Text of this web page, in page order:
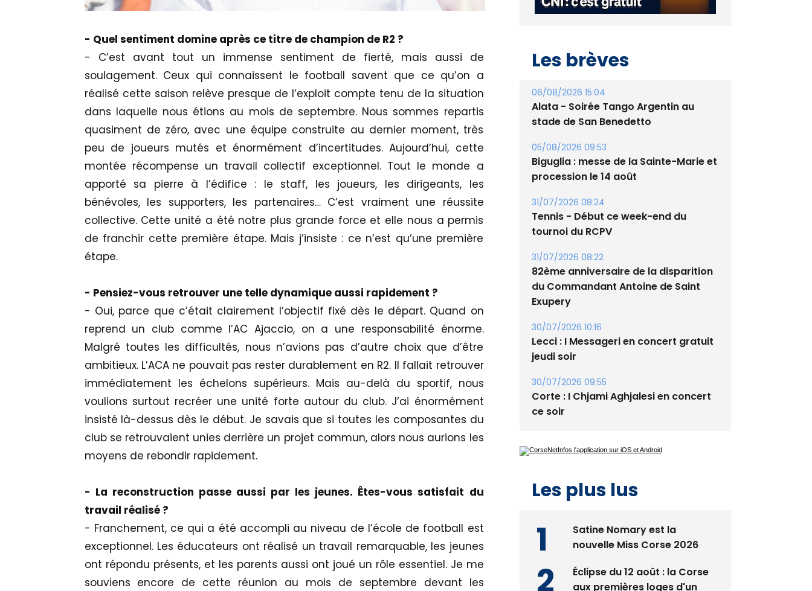
- Quel sentiment domine après ce titre de champion de R2 ?
- C’est avant tout un immense sentiment de fierté, mais aussi de
soulagement. Ceux qui connaissent le football savent que ce qu’on a
réalisé cette saison relève presque de l’exploit compte tenu de la situation
dans laquelle nous étions au mois de septembre. Nous sommes repartis
quasiment de zéro, avec une équipe construite au dernier moment, très
peu de joueurs mutés et énormément d’incertitudes. Aujourd’hui, cette
montée récompense un travail collectif exceptionnel. Tout le monde a
apporté sa pierre à l’édifice : le staff, les joueurs, les dirigeants, les
bénévoles, les supporters, les partenaires… C’est vraiment une réussite
collective. Cette unité a été notre plus grande force et elle nous a permis
de franchir cette première étape. Mais j’insiste : ce n’est qu’une première
étape.
- Pensiez-vous retrouver une telle dynamique aussi rapidement ?
- Oui, parce que c’était clairement l’objectif fixé dès le départ. Quand on
reprend un club comme l’AC Ajaccio, on a une responsabilité énorme.
Malgré toutes les difficultés, nous n’avions pas d’autre choix que d’être
ambitieux. L’ACA ne pouvait pas rester durablement en R2. Il fallait retrouver
immédiatement les échelons supérieurs. Mais au-delà du sportif, nous
voulions surtout recréer une unité forte autour du club. J’ai énormément
insisté là-dessus dès le début. Je savais que si toutes les composantes du
club se retrouvaient unies derrière un projet commun, alors nous aurions les
moyens de rebondir rapidement.
- La reconstruction passe aussi par les jeunes. Êtes-vous satisfait du
travail réalisé ?
- Franchement, ce qui a été accompli au niveau de l’école de football est
exceptionnel. Les éducateurs ont réalisé un travail remarquable, les jeunes
ont répondu présents, et les parents aussi ont joué un rôle essentiel. Je me
souviens encore de cette réunion au mois de septembre devant les
Les brèves
06/08/2026 15:04
stade de San Benedetto
05/08/2026 09:53
procession le 14 août
31/07/2026 08:24
tournoi du RCPV
31/07/2026 08:22
82ème anniversaire de la disparition
Exupery
30/07/2026 10:16
jeudi soir
30/07/2026 09:55
nouvelle Miss Corse 2026